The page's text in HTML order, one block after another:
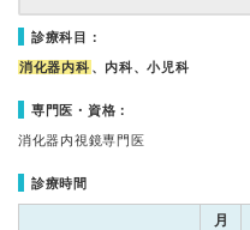
診療科目：
消化器内科 、内科、小児科
専門医・資格：
消化器内視鏡専門医
診療時間
月